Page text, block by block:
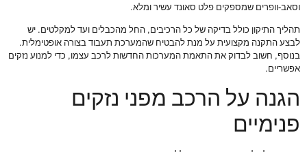
וסאב-וופרים שמספקים פלט סאונד עשיר ומלא.
תהליך התיקון כולל בדיקה של כל הרכיבים, החל מהכבלים ועד למקלטים. יש
לבצע התקנה מקצועית על מנת להבטיח שהמערכת תעבוד בצורה אופטימלית.
בנוסף, חשוב לבדוק את התאמת המערכות החדשות לרכב עצמו, כדי למנוע נזקים
אפשריים.
הגנה על הרכב מפני נזקים
פנימיים